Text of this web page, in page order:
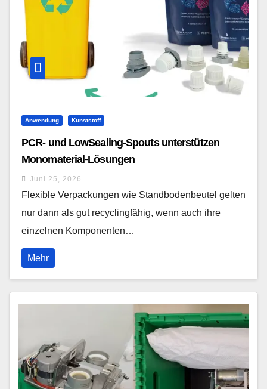
Anwendung Kunststoff
PCR- und LowSealing-Spouts unterstützen
Monomaterial-Lösungen
Juni 25, 2026
Flexible Verpackungen wie Standbodenbeutel gelten
nur dann als gut recyclingfähig, wenn auch ihre
einzelnen Komponenten…
Mehr